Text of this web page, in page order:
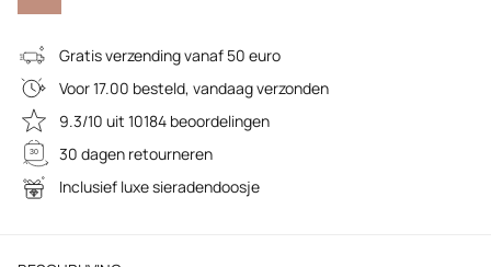
Gratis verzending vanaf 50 euro
Voor 17.00 besteld, vandaag verzonden
9.3/10 uit 10184 beoordelingen
30 dagen retourneren
Inclusief luxe sieradendoosje